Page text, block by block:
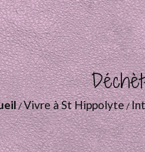
/Vivre à St Hippolyte/